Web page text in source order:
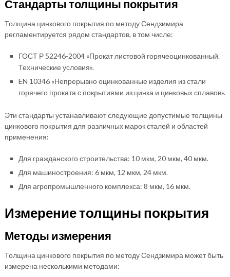
Стандарты толщины покрытия
Толщина цинкового покрытия по методу Сендзимира
регламентируется рядом стандартов, в том числе:
ГОСТ Р 52246-2004 «Прокат листовой горячеоцинкованный.
Технические условия».
EN 10346 «Непрерывно оцинкованные изделия из стали
горячего проката с покрытиями из цинка и цинковых сплавов».
Эти стандарты устанавливают следующие допустимые толщины
цинкового покрытия для различных марок сталей и областей
применения:
Для гражданского строительства: 10 мкм, 20 мкм, 40 мкм.
Для машиностроения: 6 мкм, 12 мкм, 24 мкм.
Для агропромышленного комплекса: 8 мкм, 16 мкм.
Измерение толщины покрытия
Методы измерения
Толщина цинкового покрытия по методу Сендзимира может быть
измерена несколькими методами: